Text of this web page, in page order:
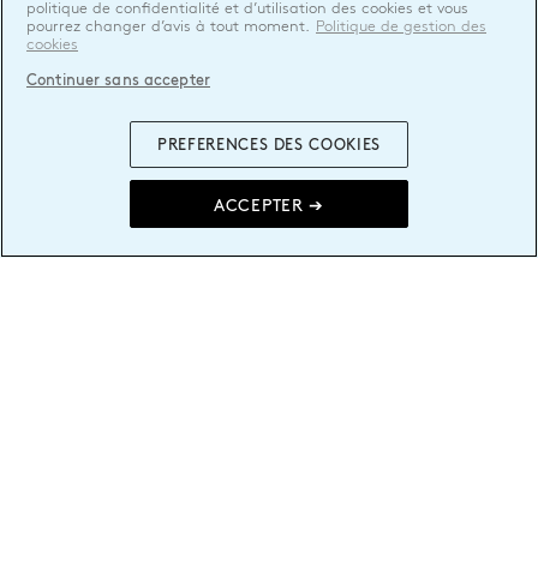
politique de confidentialité et d’utilisation des cookies et vous
pourrez changer d’avis à tout moment.
Politique de gestion des
cookies
ACCEPTER ➔
PREFERENCES DES COOKIES
Continuer sans accepter